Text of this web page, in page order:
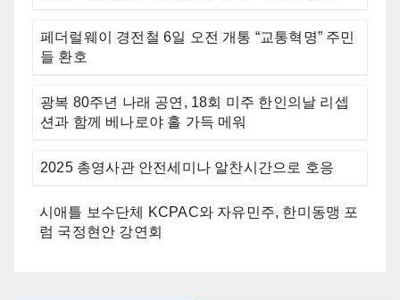
페더럴웨이 경전철 6일 오전 개통 “교통혁명” 주민
들 환호
광복 80주년 나래 공연, 18회 미주 한인의날 리셉
션과 함께 베나로야 홀 가득 메워
2025 총영사관 안전세미나 알찬시간으로 호응
시애틀 보수단체 KCPAC와 자유민주, 한미동맹 포
럼 국정현안 강연회